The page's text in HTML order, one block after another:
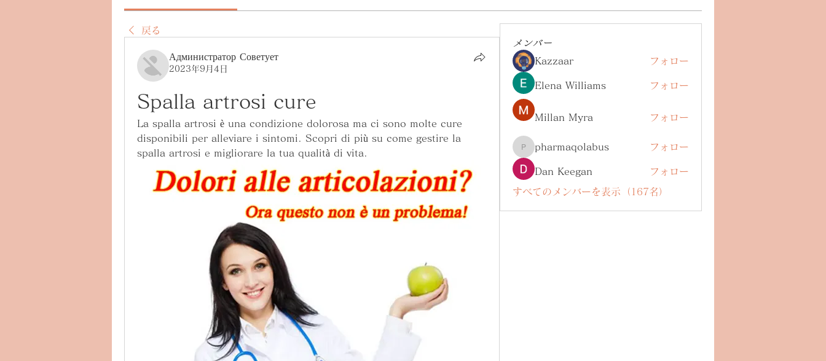
戻る
Администратор Советует
2023年9月4日
Spalla artrosi cure
La spalla artrosi è una condizione dolorosa ma ci sono molte cure
disponibili per alleviare i sintomi. Scopri di più su come gestire la
spalla artrosi e migliorare la tua qualità di vita.
メンバー
Kazzaar
フォロー
Elena Williams フォロー
Millan Myra フォロー
pharmaqolabus
pharmaqolabus フォロー
Dan Keegan フォロー
すべてのメンバーを表示（167名）